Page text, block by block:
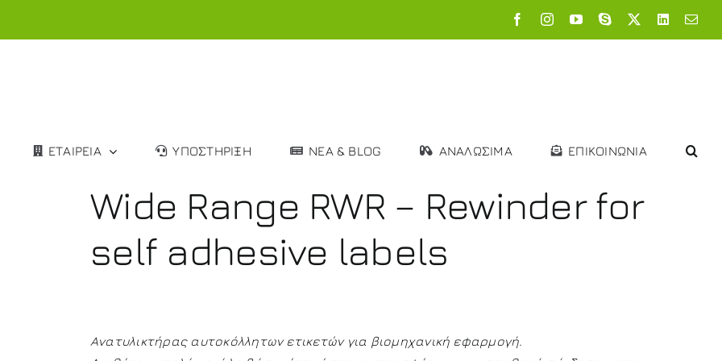
FacebookInstagramYouTube
Skype LinkedIn
ΕΤΑΙΡΕΙΑ ΥΠΟΣΤΗΡΙΞΗ ΝΕΑ & BLOG ΑΝΑΛΩΣΙΜΑ ΕΠΙΚΟΙΝΩΝΙΑ
Wide Range RWR – Rewinder for
self adhesive labels
Ανατυλικτήρας αυτοκόλλητων ετικετών για βιομηχανική εφαρμογή.